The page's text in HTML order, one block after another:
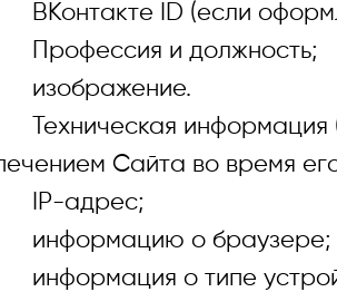
ID (если
и должность;
информация
Сайта во время
адрес;
о браузере;
о типе